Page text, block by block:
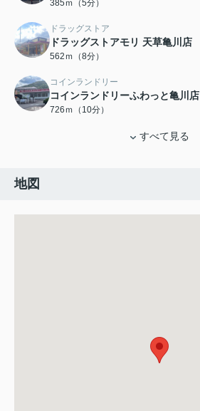
385ｍ（5分）
ドラッグストア
ドラッグストアモリ 天草亀川店
562ｍ（8分）
コインランドリー
コインランドリーふわっと亀川店
726ｍ（10分）
すべて見る
地図